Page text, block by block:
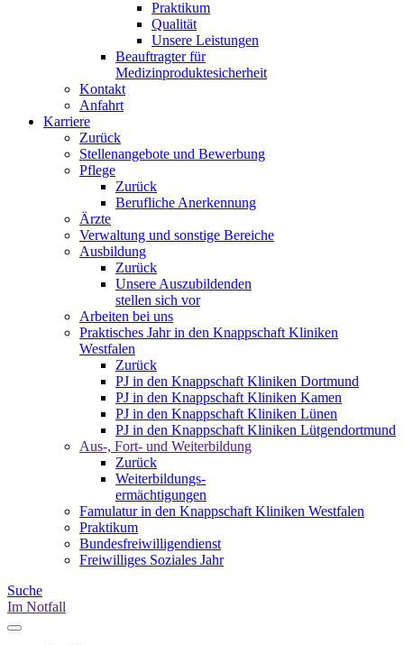
Praktikum
Qualität
Unsere Leistungen
Beauftragter für
Medizinproduktesicherheit
Kontakt
Anfahrt
Karriere
Zurück
Stellenangebote und Bewerbung
Pflege
Zurück
Berufliche Anerkennung
Ärzte
Verwaltung und sonstige Bereiche
Ausbildung
Zurück
Unsere Auszubildenden
stellen sich vor
Arbeiten bei uns
Praktisches Jahr in den Knappschaft Kliniken
Westfalen
Zurück
PJ in den Knappschaft Kliniken Dortmund
PJ in den Knappschaft Kliniken Kamen
PJ in den Knappschaft Kliniken Lünen
PJ in den Knappschaft Kliniken Lütgendortmund
Aus-, Fort- und Weiterbildung
Zurück
Weiterbildungs-
ermächtigungen
Famulatur in den Knappschaft Kliniken Westfalen
Praktikum
Bundesfreiwilligendienst
Freiwilliges Soziales Jahr
Suche
Im Notfall